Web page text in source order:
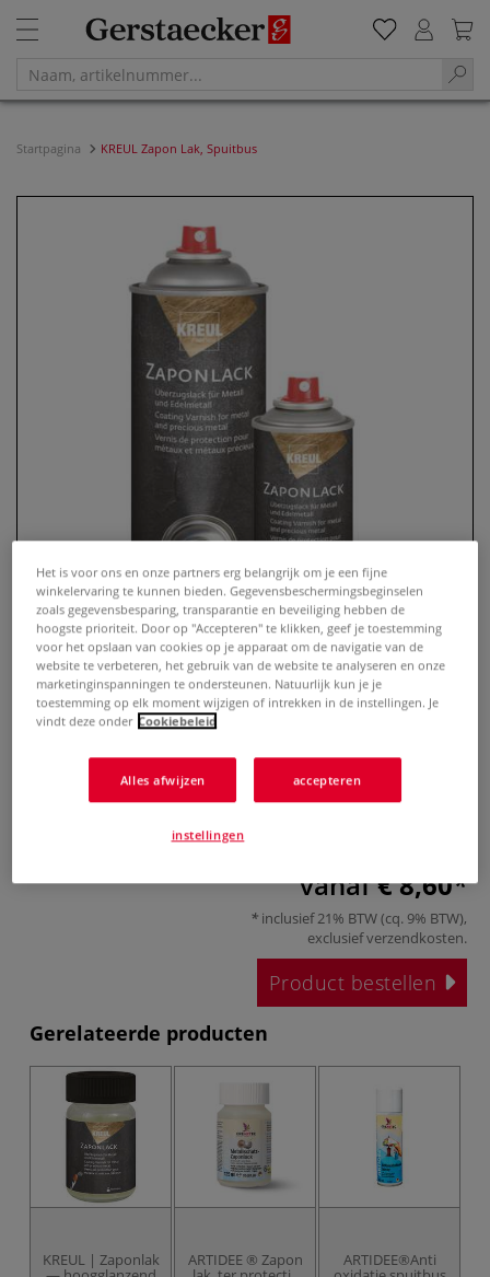
Startpagina KREUL Zapon Lak, Spuitbus
KREUL Zapon Lak, Spuitbus
0 Beoordeling
vanaf€ 8,60
inclusief 21% BTW (cq. 9% BTW),
exclusiefverzendkosten.
Product bestellen
Gerelateerde producten
KREUL | Zaponlak ARTIDEE ® Zapon ARTIDEE®Anti
Het is voor ons en onze partners erg belangrijk om je een fijne
winkelervaring te kunnen bieden. Gegevensbeschermingsbeginselen
zoals gegevensbesparing, transparantie en beveiliging hebben de
hoogste prioriteit. Door op "Accepteren" te klikken, geef je toestemming
voor het opslaan van cookies op je apparaat om de navigatie van de
website te verbeteren, het gebruik van de website te analyseren en onze
marketinginspanningen te ondersteunen. Natuurlijk kun je je
toestemming op elk moment wijzigen of intrekken in de instellingen. Je
vindt deze onder Cookiebeleid
Alles afwijzen accepteren
instellingen